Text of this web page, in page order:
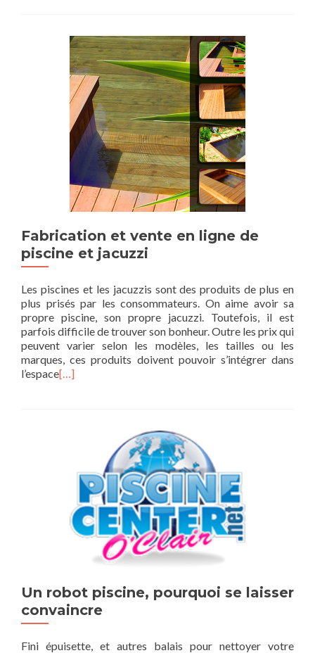
Fabrication et vente en ligne de
piscine et jacuzzi
Les piscines et les jacuzzis sont des produits de plus en
plus prisés par les consommateurs. On aime avoir sa
propre piscine, son propre jacuzzi. Toutefois, il est
parfois difficile de trouver son bonheur. Outre les prix qui
peuvent varier selon les modèles, les tailles ou les
marques, ces produits doivent pouvoir s’intégrer dans
l’espace[…]
Un robot piscine, pourquoi se laisser
convaincre
Fini épuisette, et autres balais pour nettoyer votre